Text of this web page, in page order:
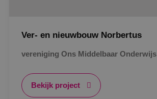
Ver- en nieuwbouw Norbertus
vereniging Ons Middelbaar Onderwijs
Bekijk project